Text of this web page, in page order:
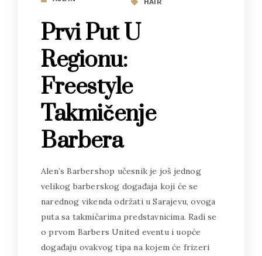
Prvi Put U
Regionu:
Freestyle
Takmičenje
Barbera
Alen’s Barbershop učesnik je još jednog
velikog barberskog događaja koji će se
narednog vikenda održati u Sarajevu, ovoga
puta sa takmičarima predstavnicima. Radi se
o prvom Barbers United eventu i uopće
događaju ovakvog tipa na kojem će frizeri